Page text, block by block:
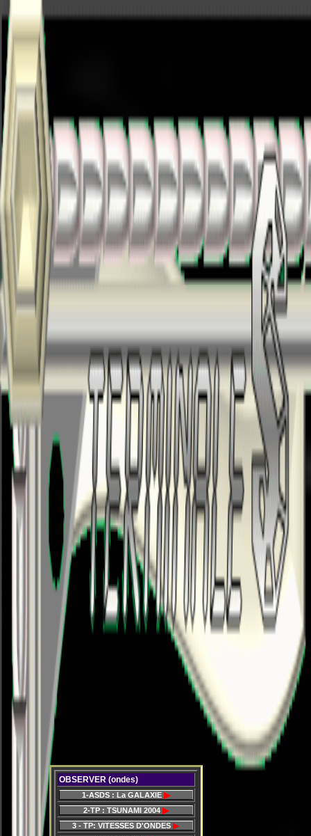
OBSERVER (ondes)
1-ASDS : La GALAXIE
2-TP : TSUNAMI 2004
3 - TP: VITESSES D'ONDES